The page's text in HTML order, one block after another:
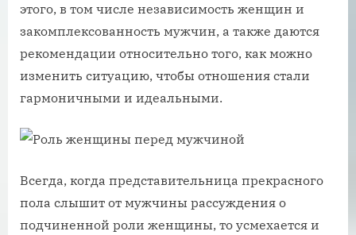
этого, в том числе независимость женщин и
закомплексованность мужчин, а также даются
рекомендации относительно того, как можно
изменить ситуацию, чтобы отношения стали
гармоничными и идеальными.
Всегда, когда представительница прекрасного
пола слышит от мужчины рассуждения о
подчиненной роли женщины, то усмехается и